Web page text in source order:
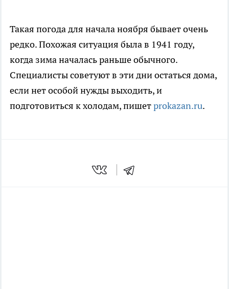
Такая погода для начала ноября бывает очень
редко. Похожая ситуация была в 1941 году,
когда зима началась раньше обычного.
Специалисты советуют в эти дни остаться дома,
если нет особой нужды выходить, и
подготовиться к холодам, пишетprokazan.ru.